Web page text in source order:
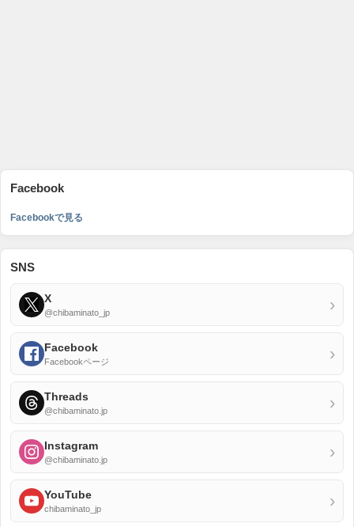
Facebook
Facebookで見る
SNS
X
@chibaminato_jp ›
Facebook
Facebookページ ›
Threads
@chibaminato.jp ›
Instagram
@chibaminato.jp ›
YouTube
chibaminato_jp ›